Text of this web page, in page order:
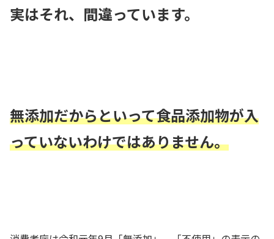
実はそれ、間違っています。
無添加だからといって食品添加物が入
っていないわけではありません。